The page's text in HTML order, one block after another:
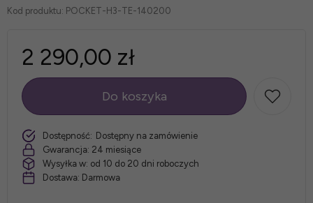
Kod produktu: POCKET-H3-TE-140200
2 290,00 zł
szt.
Do koszyka
Dostępność: Dostępny na zamówienie
Gwarancja: 24 miesiące
Wysyłka w: od 10 do 20 dni roboczych
Dostawa: Darmowa